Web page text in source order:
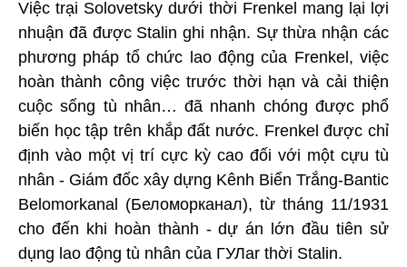
Việc trại Solovetsky dưới thời Frenkel mang lại lợi
nhuận đã được Stalin ghi nhận. Sự thừa nhận các
phương pháp tổ chức lao động của Frenkel, việc
hoàn thành công việc trước thời hạn và cải thiện
cuộc sống tù nhân… đã nhanh chóng được phổ
biến học tập trên khắp đất nước. Frenkel được chỉ
định vào một vị trí cực kỳ cao đối với một cựu tù
nhân - Giám đốc xây dựng Kênh Biển Trắng-Bantic
Belomorkanal (Беломорканал), từ tháng 11/1931
cho đến khi hoàn thành - dự án lớn đầu tiên sử
dụng lao động tù nhân của ГУЛar thời Stalin.